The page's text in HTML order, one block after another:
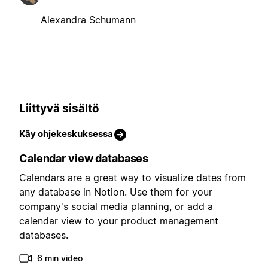
Alexandra Schumann
Liittyvä sisältö
Käy ohjekeskuksessa
Calendar view databases
Calendars are a great way to visualize dates from
any database in Notion. Use them for your
company's social media planning, or add a
calendar view to your product management
databases.
6 min video